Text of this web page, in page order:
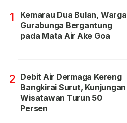
1
Kemarau Dua Bulan, Warga
Gurabunga Bergantung
pada Mata Air Ake Goa
2 Debit Air Dermaga Kereng
Bangkirai Surut, Kunjungan
Wisatawan Turun 50
Persen